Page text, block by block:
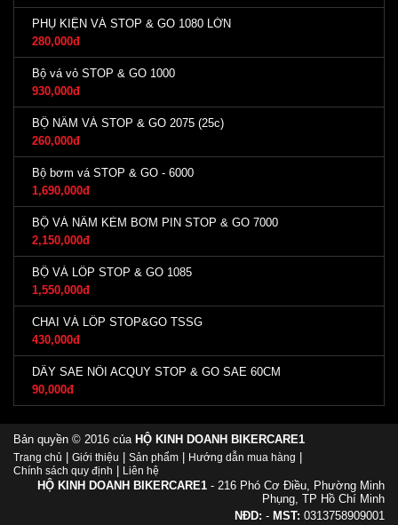
PHỤ KIỆN VÁ STOP & GO 1080 LỚN
280,000đ
Bộ vá vỏ STOP & GO 1000
930,000đ
BỘ NẤM VÁ STOP & GO 2075 (25c)
260,000đ
Bộ bơm vá STOP & GO - 6000
1,690,000đ
BỘ VÁ NẤM KÈM BƠM PIN STOP & GO 7000
2,150,000đ
BỘ VÁ LỐP STOP & GO 1085
1,550,000đ
CHAI VÁ LỐP STOP&GO TSSG
430,000đ
DÂY SAE NỐI ACQUY STOP & GO SAE 60CM
90,000đ
Bản quyền © 2016 của HỘ KINH DOANH BIKERCARE1
Trang chủ Giới thiệu Sản phẩm Hướng dẫn mua hàng
Chính sách quy định Liên hệ
HỘ KINH DOANH BIKERCARE1 - 216 Phó Cơ Điều, Phường Minh
Phụng, TP Hồ Chí Minh
NĐD: - MST: 0313758909001